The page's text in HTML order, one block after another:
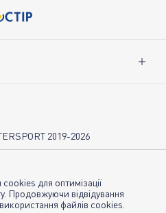
2019-2026
для оптимізації
Продовжуючи відвідування
файлів cookies.